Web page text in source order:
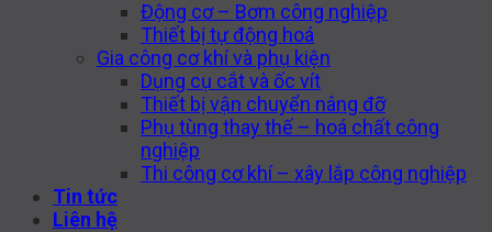
Động cơ – Bơm công nghiệp
Thiết bị tự động hoá
Gia công cơ khí và phụ kiện
Dụng cụ cắt và ốc vít
Thiết bị vận chuyển nâng đỡ
Phụ tùng thay thế – hoá chất công
nghiệp
Thi công cơ khí – xây lắp công nghiệp
Tin tức
Liên hệ